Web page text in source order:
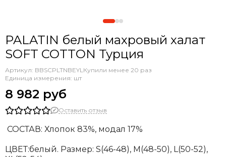
PALATIN белый махровый халат
SOFT COTTON Турция
Артикул: BBSCPLTNBEYLКупили менее 20 раз
Единица измерения: шт
8 982 руб
Оставить отзыв
СОСТАВ: Хлопок 83%, модал 17%
ЦВЕТ:белый. Размер: S(46-48), М(48-50), L(50-52),